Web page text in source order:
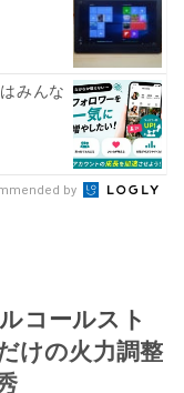
みんな
by
コールスト
けの火力調整